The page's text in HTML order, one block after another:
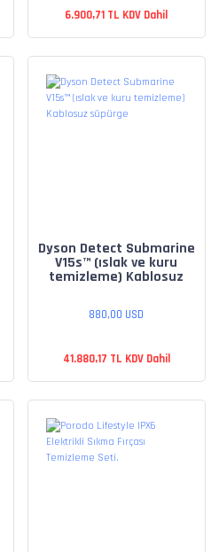
6.900,71 TL KDV Dahil
Dyson Detect Submarine
V15s™ (ıslak ve kuru
temizleme) Kablosuz
880,00 USD
41.880,17 TL KDV Dahil